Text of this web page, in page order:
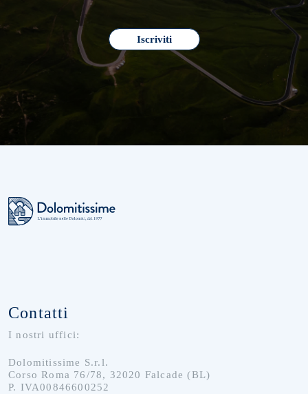
Iscriviti
Contatti
I nostri uffici:
Dolomitissime S.r.l.
Corso Roma 76/78, 32020 Falcade (BL)
P. IVA00846600252